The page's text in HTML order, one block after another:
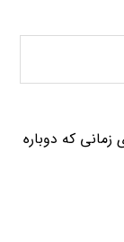
زمانی که دوباره